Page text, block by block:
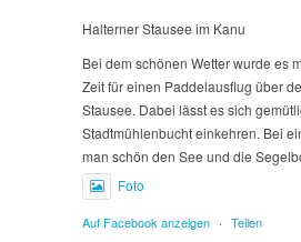
Halterner Stausee im Kanu
Bei dem schönen Wetter wurde es
Zeit für einen Paddelausflug über
Stausee. Dabei lässt es sich
Stadtmühlenbucht einkehren. Bei
man schön den See und die
Foto
Auf Facebook anzeigen · Teilen